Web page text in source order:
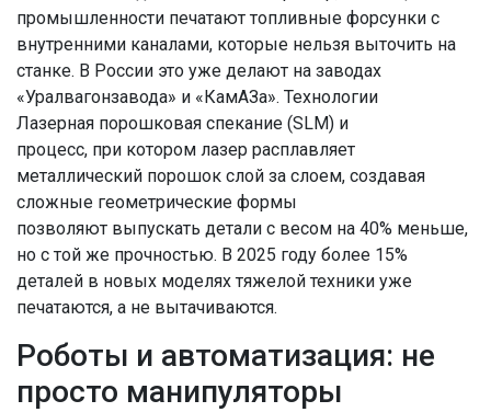
промышленности печатают топливные форсунки с
внутренними каналами, которые нельзя выточить на
станке. В России это уже делают на заводах
«Уралвагонзавода» и «КамАЗа». Технологии
Лазерная порошковая спекание (SLM) и
процесс, при котором лазер расплавляет
металлический порошок слой за слоем, создавая
сложные геометрические формы
позволяют выпускать детали с весом на 40% меньше,
но с той же прочностью. В 2025 году более 15%
деталей в новых моделях тяжелой техники уже
печатаются, а не вытачиваются.
Роботы и автоматизация: не
просто манипуляторы